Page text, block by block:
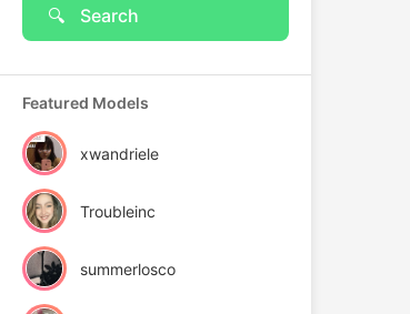
🔍 Search
Featured Models
xwandriele
Troubleinc
summerlosco